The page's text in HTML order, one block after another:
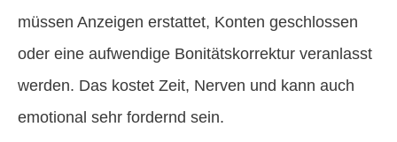
müssen Anzeigen erstattet, Konten geschlossen
oder eine aufwendige Bonitätskorrektur veranlasst
werden. Das kostet Zeit, Nerven und kann auch
emotional sehr fordernd sein.